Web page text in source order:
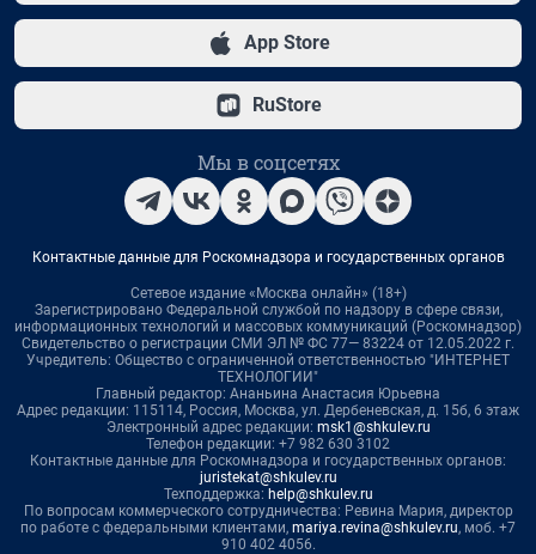
App Store
RuStore
Мы в соцсетях
Контактные данные для Роскомнадзора и государственных органов
Сетевое издание «Москва онлайн» (18+)
Зарегистрировано Федеральной службой по надзору в сфере связи,
информационных технологий и массовых коммуникаций (Роскомнадзор)
Свидетельство о регистрации СМИ ЭЛ № ФС 77— 83224 от 12.05.2022 г.
Учредитель: Общество с ограниченной ответственностью "ИНТЕРНЕТ
ТЕХНОЛОГИИ"
Главный редактор: Ананьина Анастасия Юрьевна
Адрес редакции: 115114, Россия, Москва, ул. Дербеневская, д. 15б, 6 этаж
Электронный адрес редакции: msk1@shkulev.ru
Телефон редакции: +7 982 630 3102
Контактные данные для Роскомнадзора и государственных органов:
juristekat@shkulev.ru
Техподдержка: help@shkulev.ru
По вопросам коммерческого сотрудничества: Ревина Мария, директор
по работе с федеральными клиентами, mariya.revina@shkulev.ru, моб. +7
910 402 4056.